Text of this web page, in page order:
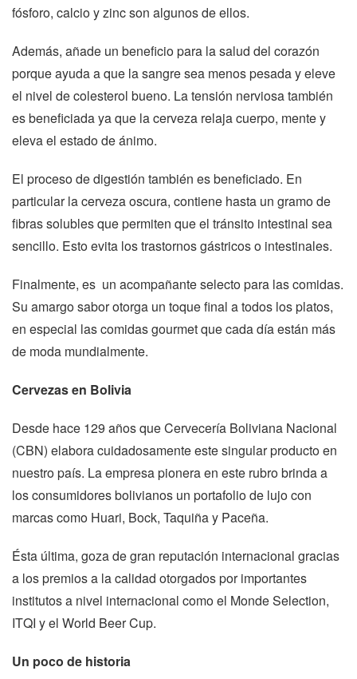
fósforo, calcio y zinc son algunos de ellos.
Además, añade un beneficio para la salud del corazón
porque ayuda a que la sangre sea menos pesada y eleve
el nivel de colesterol bueno. La tensión nerviosa también
es beneficiada ya que la cerveza relaja cuerpo, mente y
eleva el estado de ánimo.
El proceso de digestión también es beneficiado. En
particular la cerveza oscura, contiene hasta un gramo de
fibras solubles que permiten que el tránsito intestinal sea
sencillo. Esto evita los trastornos gástricos o intestinales.
Finalmente, es un acompañante selecto para las comidas.
Su amargo sabor otorga un toque final a todos los platos,
en especial las comidas gourmet que cada día están más
de moda mundialmente.
Cervezas en Bolivia
Desde hace 129 años que Cervecería Boliviana Nacional
(CBN) elabora cuidadosamente este singular producto en
nuestro país. La empresa pionera en este rubro brinda a
los consumidores bolivianos un portafolio de lujo con
marcas como Huari, Bock, Taquiña y Paceña.
Ésta última, goza de gran reputación internacional gracias
a los premios a la calidad otorgados por importantes
institutos a nivel internacional como el Monde Selection,
ITQI y el World Beer Cup.
Un poco de historia